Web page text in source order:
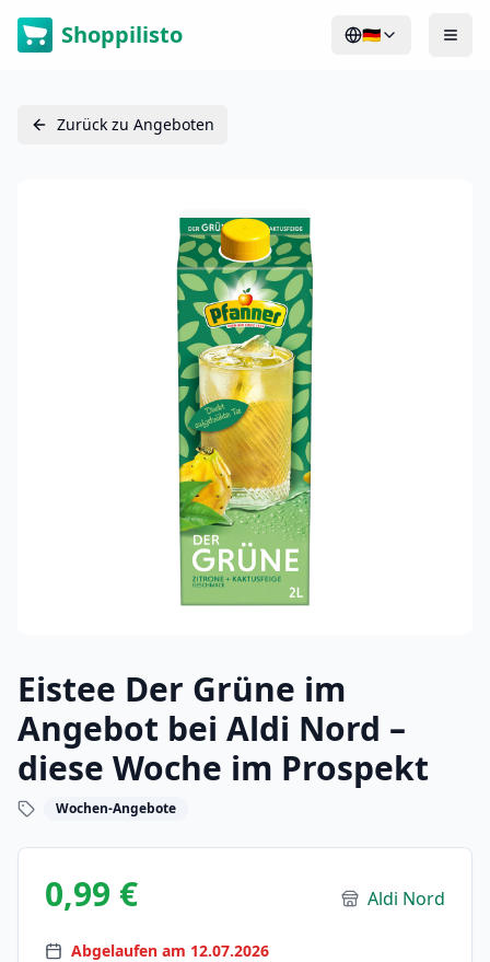
Shoppilisto 🇩🇪
Zurück zu Angeboten
Eistee Der Grüne im
Angebot bei Aldi Nord –
diese Woche im Prospekt
Wochen-Angebote
0,99 € Aldi Nord
Abgelaufen am 12.07.2026